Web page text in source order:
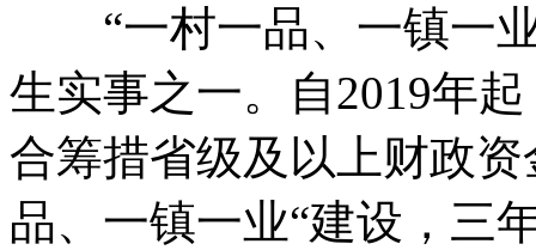
“一村一品、一镇一业
生实事之一。自2019年
合筹措省级及以上财政
品、一镇一业“建设，三